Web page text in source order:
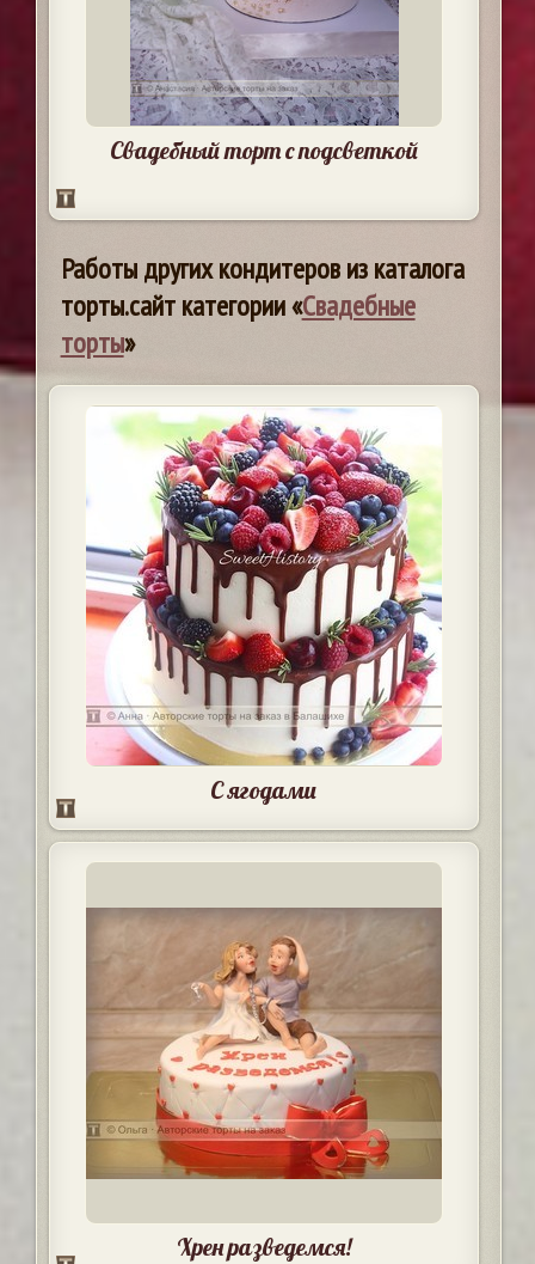
Свадебный торт с подсветкой
Работы других кондитеров из каталога
торты.сайт категории «Свадебные
торты»
С ягодами
Хрен разведемся!